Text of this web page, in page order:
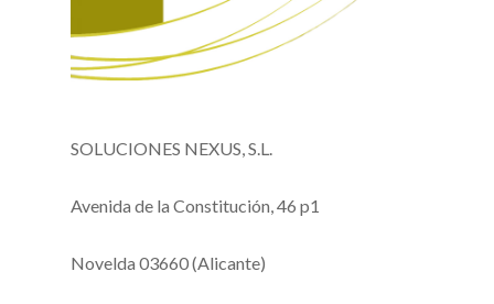
SOLUCIONES NEXUS, S.L.
Avenida de la Constitución, 46 p1
Novelda 03660 (Alicante)